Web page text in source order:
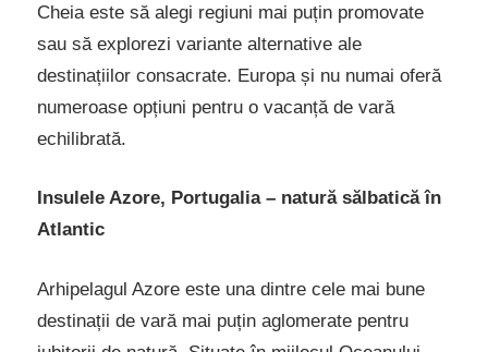
Cheia este să alegi regiuni mai puțin promovate
sau să explorezi variante alternative ale
destinațiilor consacrate. Europa și nu numai oferă
numeroase opțiuni pentru o vacanță de vară
echilibrată.
Insulele Azore, Portugalia – natură sălbatică în
Atlantic
Arhipelagul Azore este una dintre cele mai bune
destinații de vară mai puțin aglomerate pentru